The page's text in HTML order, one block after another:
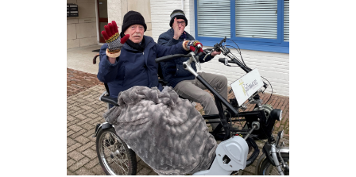
CONTACT